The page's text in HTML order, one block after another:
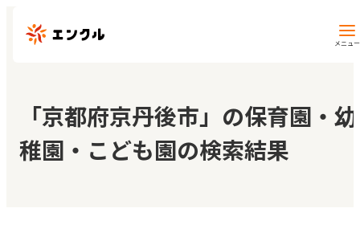
メニュー
保育園・幼稚園を探す
地図から探す
「京都府京丹後市」の保育園・幼
稚園・こども園の検索結果